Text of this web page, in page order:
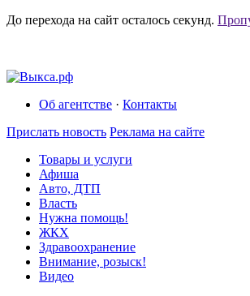
До перехода на сайт осталось секунд.
Об агентстве · Контакты
Прислать новость Реклама на сайте
Товары и услуги
Афиша
Авто, ДТП
Власть
Нужна помощь!
ЖКХ
Здравоохранение
Внимание, розыск!
Видео